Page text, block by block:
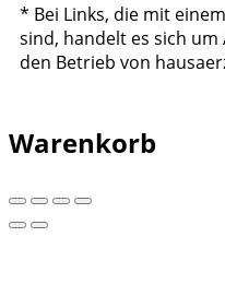
* Bei Links, die mit
sind, handelt es sich
den Betrieb von
Warenkorb